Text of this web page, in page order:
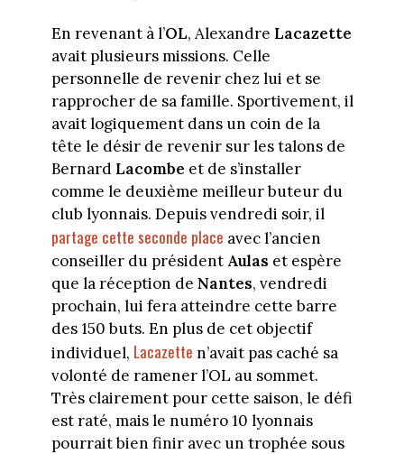
En revenant à l’OL, Alexandre Lacazette
avait plusieurs missions. Celle
personnelle de revenir chez lui et se
rapprocher de sa famille. Sportivement, il
avait logiquement dans un coin de la
tête le désir de revenir sur les talons de
Bernard Lacombe et de s’installer
comme le deuxième meilleur buteur du
club lyonnais. Depuis vendredi soir, il
partage cette seconde place avec l’ancien
conseiller du président Aulas et espère
que la réception de Nantes, vendredi
prochain, lui fera atteindre cette barre
des 150 buts. En plus de cet objectif
individuel, Lacazette n’avait pas caché sa
volonté de ramener l’OL au sommet.
Très clairement pour cette saison, le défi
est raté, mais le numéro 10 lyonnais
pourrait bien finir avec un trophée sous